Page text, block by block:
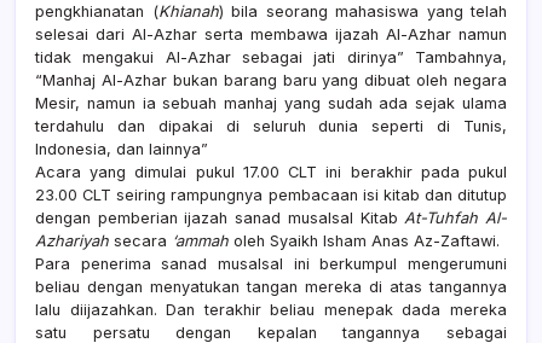
pengkhianatan (Khianah) bila seorang mahasiswa yang telah
selesai dari Al-Azhar serta membawa ijazah Al-Azhar namun
tidak mengakui Al-Azhar sebagai jati dirinya” Tambahnya,
“Manhaj Al-Azhar bukan barang baru yang dibuat oleh negara
Mesir, namun ia sebuah manhaj yang sudah ada sejak ulama
terdahulu dan dipakai di seluruh dunia seperti di Tunis,
Indonesia, dan lainnya”
Acara yang dimulai pukul 17.00 CLT ini berakhir pada pukul
23.00 CLT seiring rampungnya pembacaan isi kitab dan ditutup
dengan pemberian ijazah sanad musalsal Kitab At-Tuhfah Al-
Azhariyah secara ‘ammah oleh Syaikh Isham Anas Az-Zaftawi.
Para penerima sanad musalsal ini berkumpul mengerumuni
beliau dengan menyatukan tangan mereka di atas tangannya
lalu diijazahkan. Dan terakhir beliau menepak dada mereka
satu persatu dengan kepalan tangannya sebagai